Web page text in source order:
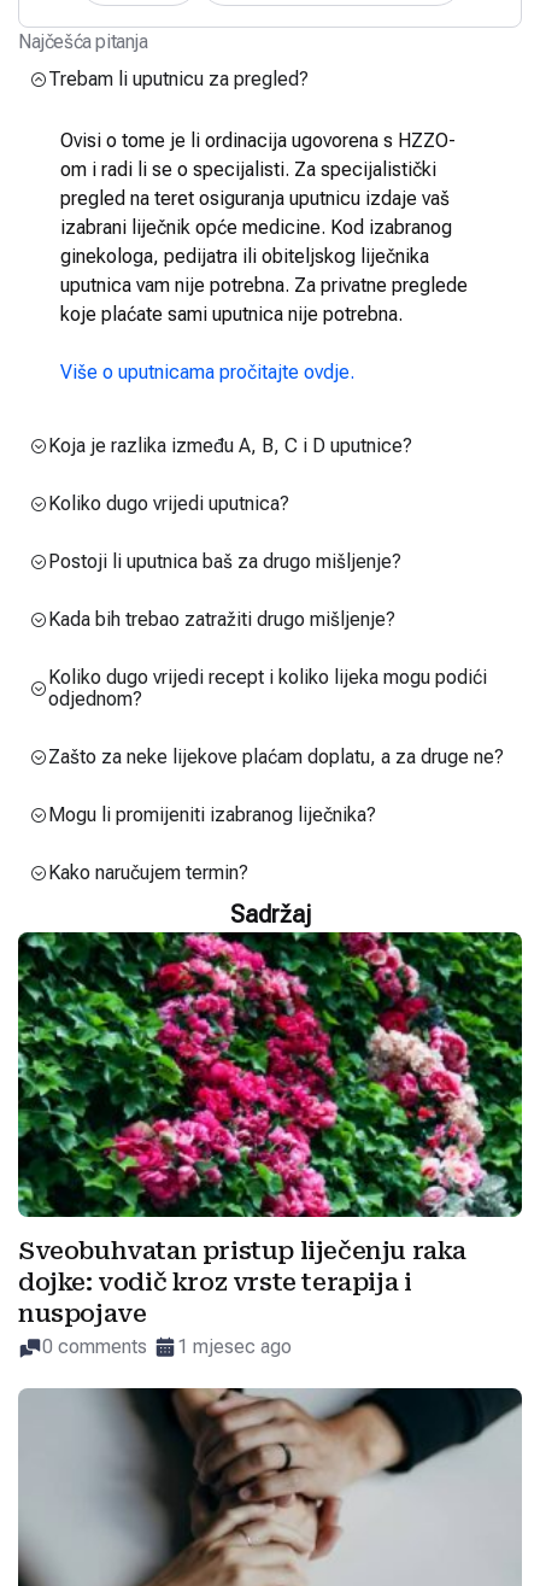
Najčešća pitanja
Trebam li uputnicu za pregled?
Ovisi o tome je li ordinacija ugovorena s HZZO-
om i radi li se o specijalisti. Za specijalistički
pregled na teret osiguranja uputnicu izdaje vaš
izabrani liječnik opće medicine. Kod izabranog
ginekologa, pedijatra ili obiteljskog liječnika
uputnica vam nije potrebna. Za privatne preglede
koje plaćate sami uputnica nije potrebna.
Više o uputnicama pročitajte ovdje.
Koja je razlika između A, B, C i D uputnice?
Koliko dugo vrijedi uputnica?
Postoji li uputnica baš za drugo mišljenje?
Kada bih trebao zatražiti drugo mišljenje?
Koliko dugo vrijedi recept i koliko lijeka mogu podići
odjednom?
Zašto za neke lijekove plaćam doplatu, a za druge ne?
Mogu li promijeniti izabranog liječnika?
Kako naručujem termin?
Sadržaj
Sveobuhvatan pristup liječenju raka
dojke: vodič kroz vrste terapija i
nuspojave
0 comments 1 mjesec ago